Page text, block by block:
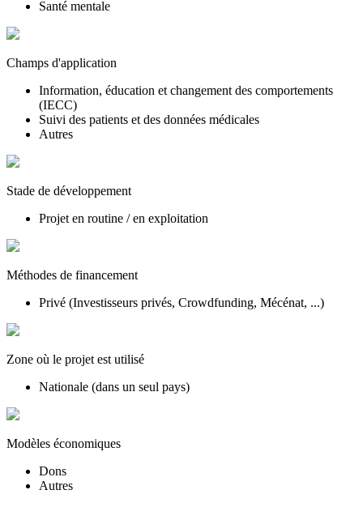
Santé mentale
Champs d'application
Information, éducation et changement des comportements
(IECC)
Suivi des patients et des données médicales
Autres
Stade de développement
Projet en routine / en exploitation
Méthodes de financement
Privé (Investisseurs privés, Crowdfunding, Mécénat, ...)
Zone où le projet est utilisé
Nationale (dans un seul pays)
Modèles économiques
Dons
Autres